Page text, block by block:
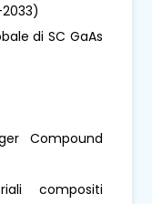
di SC GaAs
Compound
compositi